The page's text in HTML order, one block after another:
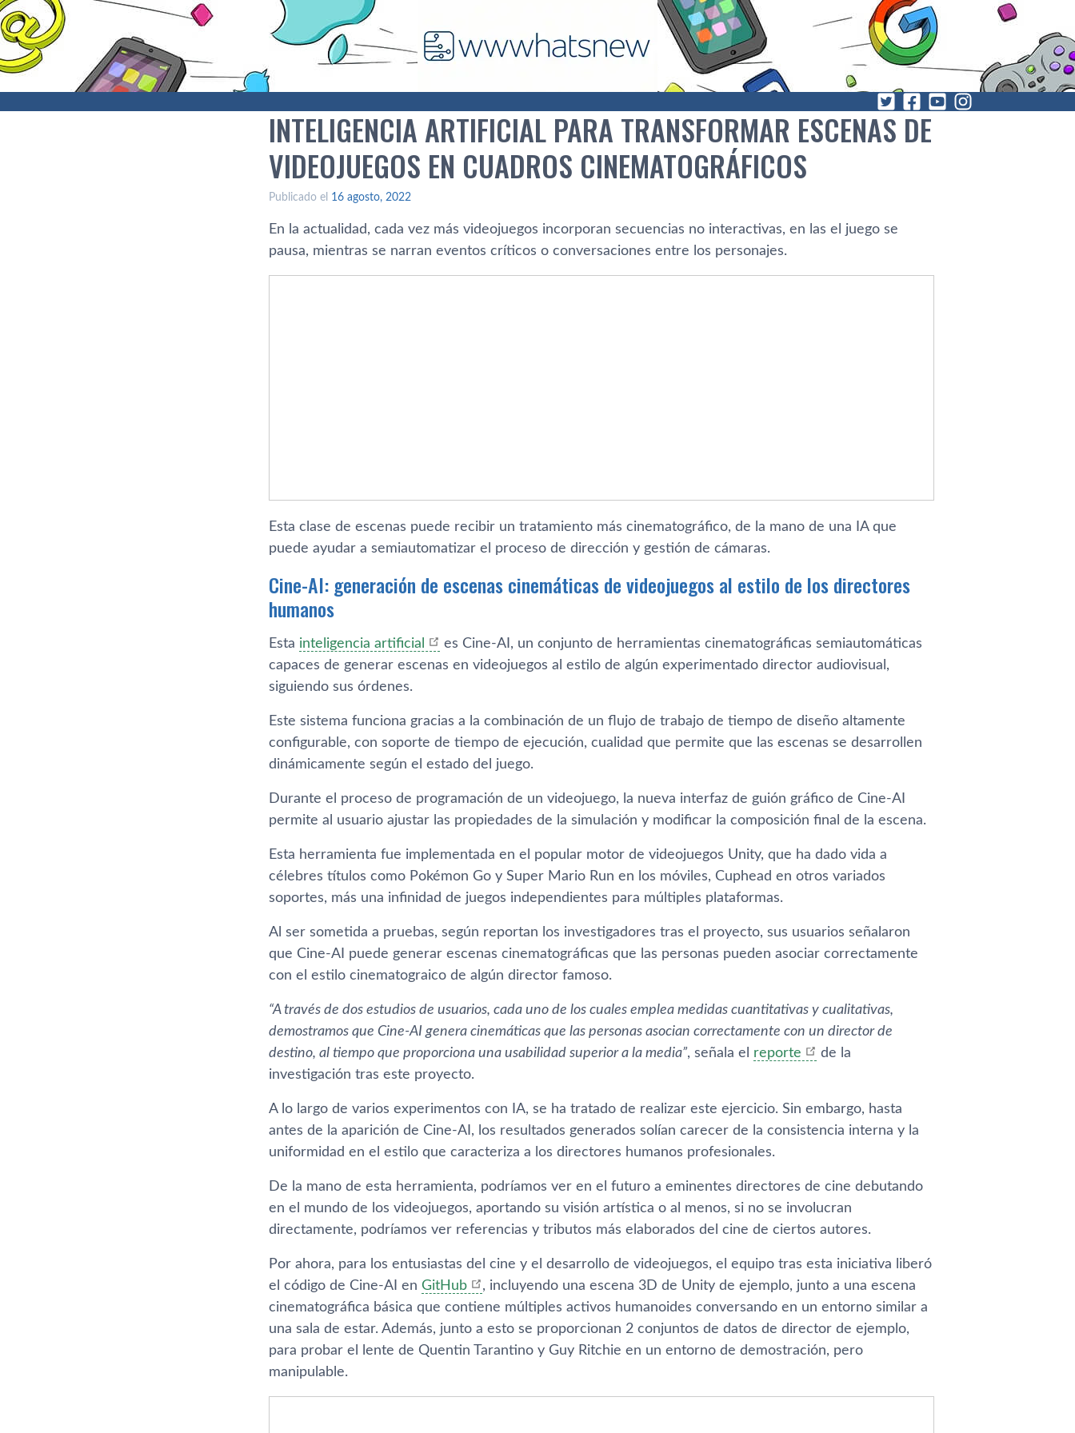
INTELIGENCIA ARTIFICIAL PARA TRANSFORMAR ESCENAS DE
VIDEOJUEGOS EN CUADROS CINEMATOGRÁFICOS
Publicado el 16 agosto, 2022
En la actualidad, cada vez más videojuegos incorporan secuencias no interactivas, en las el juego se
pausa, mientras se narran eventos críticos o conversaciones entre los personajes.
Esta clase de escenas puede recibir un tratamiento más cinematográfico, de la mano de una IA que
puede ayudar a semiautomatizar el proceso de dirección y gestión de cámaras.
Cine-AI: generación de escenas cinemáticas de videojuegos al estilo de los directores
humanos
Esta inteligencia artificial
es Cine-AI, un conjunto de herramientas cinematográficas semiautomáticas
capaces de generar escenas en videojuegos al estilo de algún experimentado director audiovisual,
siguiendo sus órdenes.
Este sistema funciona gracias a la combinación de un flujo de trabajo de tiempo de diseño altamente
configurable, con soporte de tiempo de ejecución, cualidad que permite que las escenas se desarrollen
dinámicamente según el estado del juego.
Durante el proceso de programación de un videojuego, la nueva interfaz de guión gráfico de Cine-AI
permite al usuario ajustar las propiedades de la simulación y modificar la composición final de la escena.
Esta herramienta fue implementada en el popular motor de videojuegos Unity, que ha dado vida a
célebres títulos como Pokémon Go y Super Mario Run en los móviles, Cuphead en otros variados
soportes, más una infinidad de juegos independientes para múltiples plataformas.
Al ser sometida a pruebas, según reportan los investigadores tras el proyecto, sus usuarios señalaron
que Cine-AI puede generar escenas cinematográficas que las personas pueden asociar correctamente
con el estilo cinematograico de algún director famoso.
“A través de dos estudios de usuarios, cada uno de los cuales emplea medidas cuantitativas y cualitativas,
demostramos que Cine-AI genera cinemáticas que las personas asocian correctamente con un director de
destino, al tiempo que proporciona una usabilidad superior a la media”, señala el reporte
de la
investigación tras este proyecto.
A lo largo de varios experimentos con IA, se ha tratado de realizar este ejercicio. Sin embargo, hasta
antes de la aparición de Cine-AI, los resultados generados solían carecer de la consistencia interna y la
uniformidad en el estilo que caracteriza a los directores humanos profesionales.
De la mano de esta herramienta, podríamos ver en el futuro a eminentes directores de cine debutando
en el mundo de los videojuegos, aportando su visión artística o al menos, si no se involucran
directamente, podríamos ver referencias y tributos más elaborados del cine de ciertos autores.
Por ahora, para los entusiastas del cine y el desarrollo de videojuegos, el equipo tras esta iniciativa liberó
el código de Cine-AI en GitHub
, incluyendo una escena 3D de Unity de ejemplo, junto a una escena
cinematográfica básica que contiene múltiples activos humanoides conversando en un entorno similar a
una sala de estar. Además, junto a esto se proporcionan 2 conjuntos de datos de director de ejemplo,
para probar el lente de Quentin Tarantino y Guy Ritchie en un entorno de demostración, pero
manipulable.